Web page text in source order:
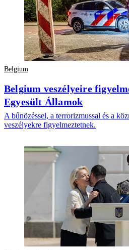
Belgium
Belgium veszélyeire
Egyesült Államok
A bűnözéssel, a terrorizmussal és a
veszélyekre figyelmeztetnek.